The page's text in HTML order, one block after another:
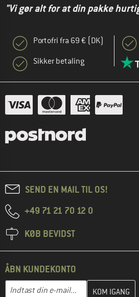
"Vi gør alt for at din pakke
Portofri fra 69 € (DK)
Sikker betaling
SEND EN MAIL TIL OS!
+49 71 21 70 12 0
KØB BEVIDST
ÅBN KUNDEKONTO
E-mail-adresse
Indtast din e-mailadresse her, og